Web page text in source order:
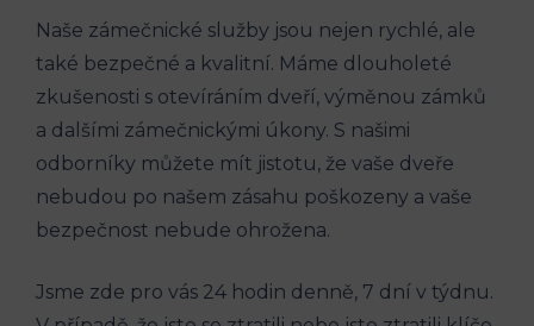
Naše zámečnické služby jsou nejen rychlé, ale
také bezpečné a kvalitní. Máme dlouholeté
zkušenosti s otevíráním dveří, výměnou zámků
a dalšími zámečnickými úkony. S našimi
odborníky můžete mít jistotu, že vaše dveře
nebudou po našem zásahu poškozeny a vaše
bezpečnost nebude ohrožena.
Jsme zde pro vás 24 hodin denně, 7 dní v týdnu.